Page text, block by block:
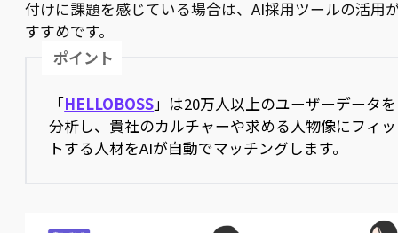
付けに課題を感じている場合は、AI採用ツールの活用
すすめです。
ポイント
「HELLOBOSS」は20万人以上のユーザーデータを
分析し、貴社のカルチャーや求める人物像にフィッ
トする人材をAIが自動でマッチングします。